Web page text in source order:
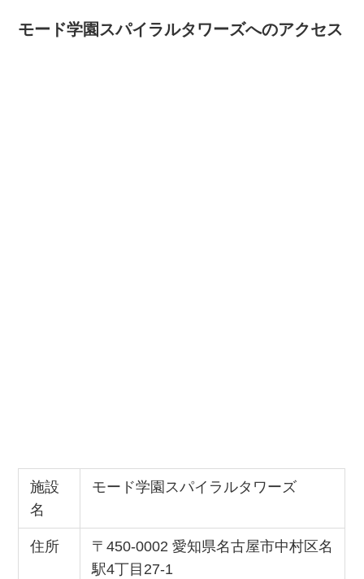
モード学園スパイラルタワーズへのアクセス
施設
名
モード学園スパイラルタワーズ
住所
〒450-0002 愛知県名古屋市中村区名
駅4丁目27-1